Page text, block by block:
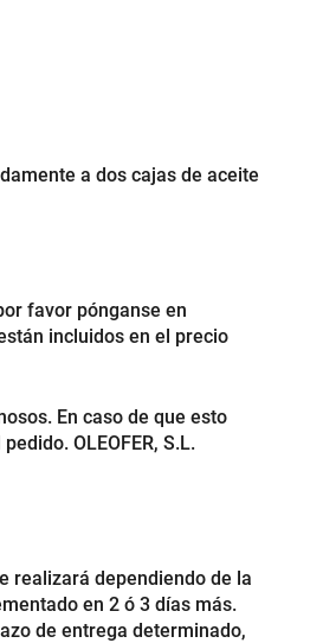
a dos cajas de aceite
favor pónganse en
incluidos en el precio
En caso de que esto
OLEOFER, S.L.
realizará dependiendo de la
en 2 ó 3 días más.
de entrega determinado,